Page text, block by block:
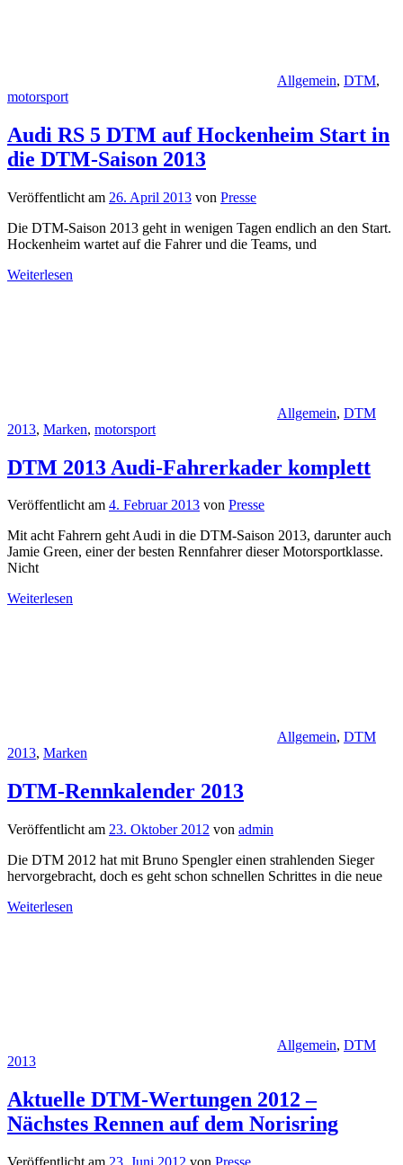
Allgemein, DTM,
motorsport
Audi RS 5 DTM auf Hockenheim Start in
die DTM-Saison 2013
Veröffentlicht am 26. April 2013 von Presse
Die DTM-Saison 2013 geht in wenigen Tagen endlich an den Start.
Hockenheim wartet auf die Fahrer und die Teams, und
Weiterlesen
Allgemein, DTM
2013, Marken, motorsport
DTM 2013 Audi-Fahrerkader komplett
Veröffentlicht am 4. Februar 2013 von Presse
Mit acht Fahrern geht Audi in die DTM-Saison 2013, darunter auch
Jamie Green, einer der besten Rennfahrer dieser Motorsportklasse.
Nicht
Weiterlesen
Allgemein, DTM
2013, Marken
DTM-Rennkalender 2013
Veröffentlicht am 23. Oktober 2012 von admin
Die DTM 2012 hat mit Bruno Spengler einen strahlenden Sieger
hervorgebracht, doch es geht schon schnellen Schrittes in die neue
Weiterlesen
Allgemein, DTM
2013
Aktuelle DTM-Wertungen 2012 –
Nächstes Rennen auf dem Norisring
Veröffentlicht am 23. Juni 2012 von Presse